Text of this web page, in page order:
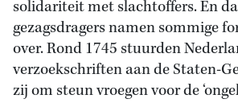
solidariteit met slachtoffers. En
gezagsdragers namen sommige
over. Rond 1745 stuurden
verzoekschriften aan de Staten-
zij om steun vroegen voor de